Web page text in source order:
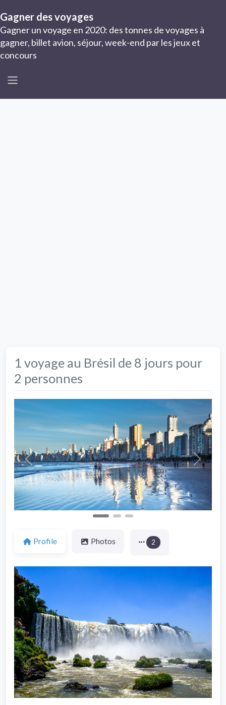
Gagner des voyages
Gagner un voyage en 2020: des tonnes de voyages à
gagner, billet avion, séjour, week-end par les jeux et
concours
1 voyage au Brésil de 8 jours pour
2 personnes
Previous Next
Profile Photos 2